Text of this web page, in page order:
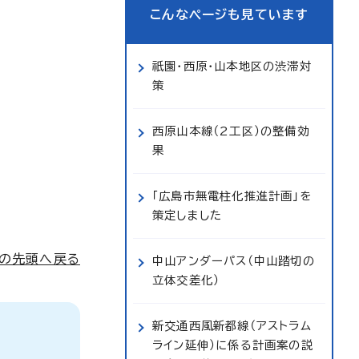
先頭へ戻る
こんなページも見ています
祇園・西原・山本地区の渋滞対
策
西原山本線（2工区）の整備効
果
「広島市無電柱化推進計画」を
策定しました
中山アンダーパス（中山踏切の
立体交差化）
新交通西風新都線（アストラム
ライン延伸）に係る計画案の説